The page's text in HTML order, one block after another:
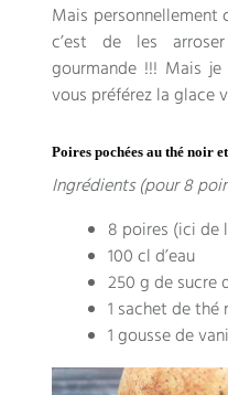
Mais personnellement
c’est de les
gourmande !!! Mais
vous préférez la glace
Poires pochées au thé noir
Ingrédients (pour 8
8 poires (ici de
100 cl d’eau
250 g de sucre
1 sachet de thé
1 gousse de